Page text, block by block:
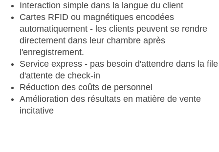
Interaction simple dans la langue du client
Cartes RFID ou magnétiques encodées
automatiquement - les clients peuvent se rendre
directement dans leur chambre après
l'enregistrement.
Service express - pas besoin d'attendre dans la file
d'attente de check-in
Réduction des coûts de personnel
Amélioration des résultats en matière de vente
incitative